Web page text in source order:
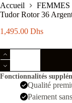
Accueil
FEMMES
Tudor Rotor 36
1,495.00 Dhs
quantité
de
Tudor
Rotor
Argenté
Fonctionnalités
Qualité
Paiement